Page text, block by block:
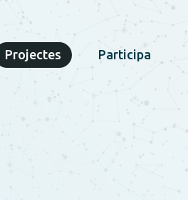
Projectes Participa